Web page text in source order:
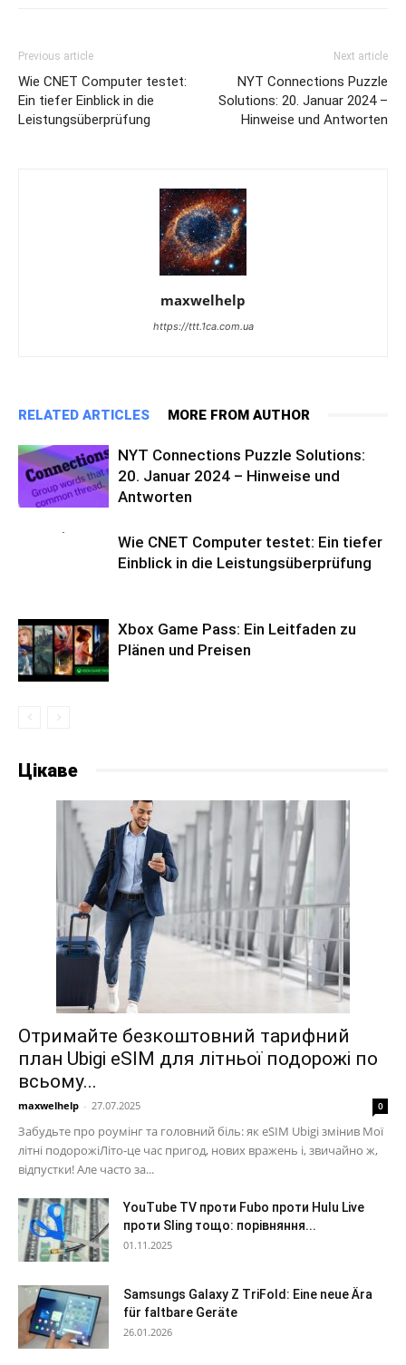
Previous article
Wie CNET Computer testet:
Ein tiefer Einblick in die
Leistungsüberprüfung
Next article
NYT Connections Puzzle
Solutions: 20. Januar 2024 –
Hinweise und Antworten
maxwelhelp
https://ttt.1ca.com.ua
RELATED ARTICLES MORE FROM AUTHOR
NYT Connections Puzzle Solutions:
20. Januar 2024 – Hinweise und
Antworten
Wie CNET Computer testet: Ein tiefer
Einblick in die Leistungsüberprüfung
Xbox Game Pass: Ein Leitfaden zu
Plänen und Preisen
Цікаве
Отримайте безкоштовний тарифний
план Ubigi eSIM для літньої подорожі по
всьому...
maxwelhelp - 27.07.2025 0
Забудьте про роумінг та головний біль: як eSIM Ubigi змінив Мої
літні подорожіЛіто-це час пригод, нових вражень і, звичайно ж,
відпустки! Але часто за...
YouTube TV проти Fubo проти Hulu Live
проти Sling тощо: порівняння...
01.11.2025
Samsungs Galaxy Z TriFold: Eine neue Ära
für faltbare Geräte
26.01.2026